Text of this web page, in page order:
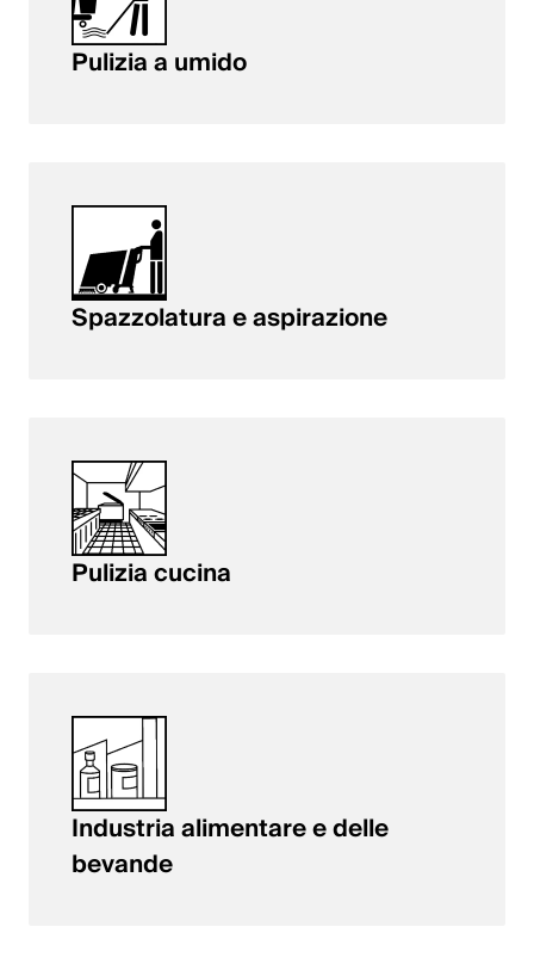
Pulizia a umido
Spazzolatura e aspirazione
Pulizia cucina
Industria alimentare e delle
bevande